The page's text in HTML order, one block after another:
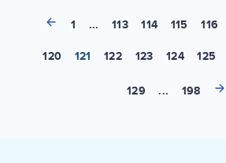
1 ... 113 114 115 116
120 121 122 123 124 125
129 ... 198